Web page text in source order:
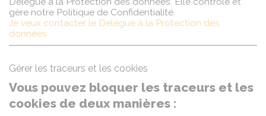
gère notre Politique de Confidentialité.
Je veux contacter le Délégué à la Protection des
données
Gérer les traceurs et les cookies
Vous pouvez bloquer les traceurs et les
cookies de deux manières :